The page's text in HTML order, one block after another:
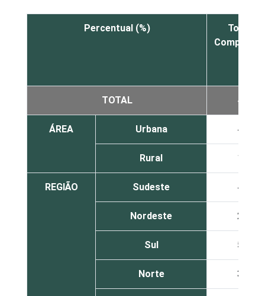
Percentual (%)
Total -
TOTAL 42
ÁREA Urbana 46
Rural 16
REGIÃO Sudeste 48
Nordeste 28
Sul 52
Norte 35